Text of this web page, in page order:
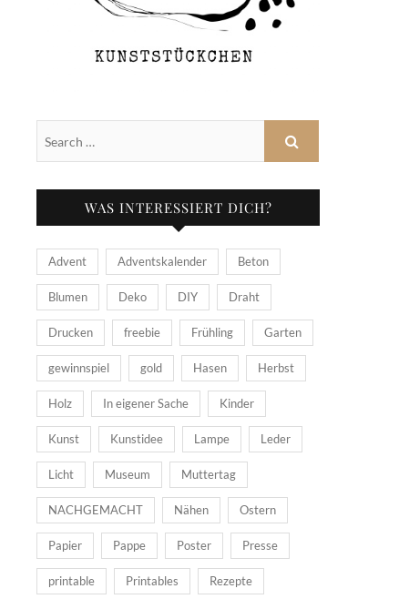
WAS INTERESSIERT DICH?
Advent Adventskalender Beton
Blumen Deko DIY Draht
Drucken freebie Frühling Garten
gewinnspiel gold Hasen Herbst
Holz In eigener Sache Kinder
Kunst Kunstidee Lampe Leder
Licht Museum Muttertag
NACHGEMACHT Nähen Ostern
Papier Pappe Poster Presse
printable Printables Rezepte